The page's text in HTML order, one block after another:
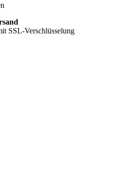
SSL-Verschlüsselung